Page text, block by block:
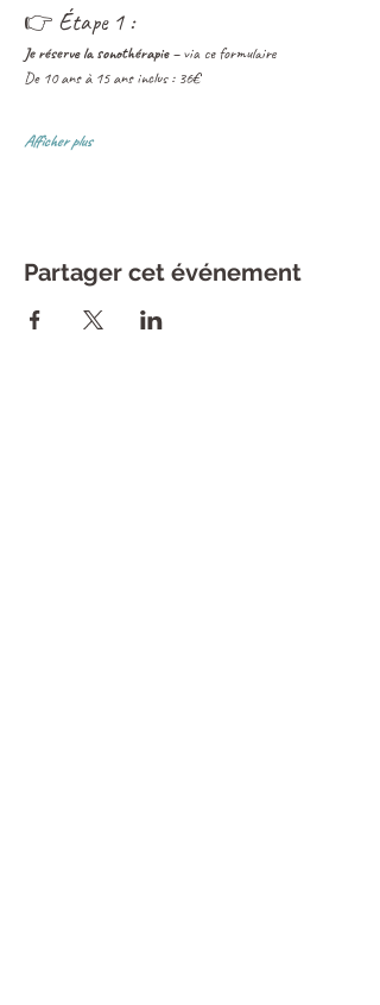
👉 Étape 1 :
Je réserve la sonothérapie – via ce formulaire
De 10 ans à 15 ans inclus : 36€
Afficher plus
Partager cet événement